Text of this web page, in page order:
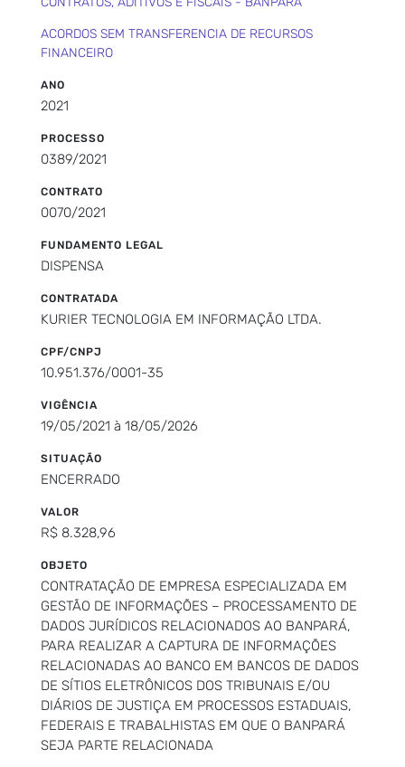
ACORDOS SEM TRANSFERENCIA DE RECURSOS
FINANCEIRO
ANO
2021
PROCESSO
0389/2021
CONTRATO
0070/2021
FUNDAMENTO LEGAL
DISPENSA
CONTRATADA
KURIER TECNOLOGIA EM INFORMAÇÃO LTDA.
CPF/CNPJ
10.951.376/0001-35
VIGÊNCIA
19/05/2021 à 18/05/2026
SITUAÇÃO
ENCERRADO
VALOR
R$ 8.328,96
OBJETO
CONTRATAÇÃO DE EMPRESA ESPECIALIZADA EM
GESTÃO DE INFORMAÇÕES – PROCESSAMENTO DE
DADOS JURÍDICOS RELACIONADOS AO BANPARÁ,
PARA REALIZAR A CAPTURA DE INFORMAÇÕES
RELACIONADAS AO BANCO EM BANCOS DE DADOS
DE SÍTIOS ELETRÔNICOS DOS TRIBUNAIS E/OU
DIÁRIOS DE JUSTIÇA EM PROCESSOS ESTADUAIS,
FEDERAIS E TRABALHISTAS EM QUE O BANPARÁ
SEJA PARTE RELACIONADA